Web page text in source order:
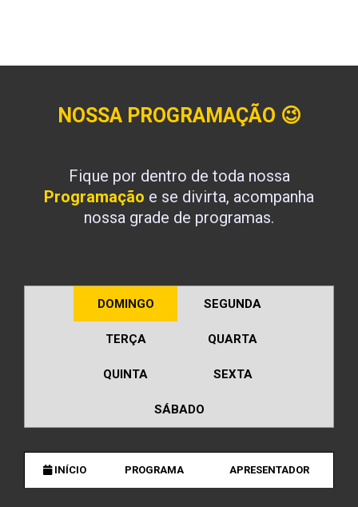
NOSSA PROGRAMAÇÃO 😉
Fique por dentro de toda nossa
Programação e se divirta, acompanha
nossa grade de programas.
DOMINGO SEGUNDA
TERÇA QUARTA
QUINTA SEXTA
SÁBADO
INÍCIO PROGRAMA APRESENTADOR